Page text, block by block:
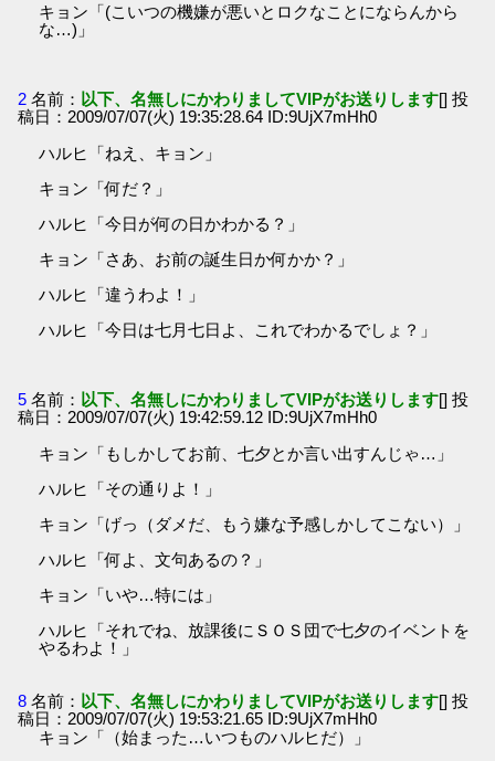
キョン「(こいつの機嫌が悪いとロクなことにならんから
な…)」
2 名前： 以下、名無しにかわりましてVIPがお送りします[] 投
稿日：2009/07/07(火) 19:35:28.64 ID:9UjX7mHh0
ハルヒ「ねえ、キョン」
キョン「何だ？」
ハルヒ「今日が何の日かわかる？」
キョン「さあ、お前の誕生日か何かか？」
ハルヒ「違うわよ！」
ハルヒ「今日は七月七日よ、これでわかるでしょ？」
5 名前： 以下、名無しにかわりましてVIPがお送りします[] 投
稿日：2009/07/07(火) 19:42:59.12 ID:9UjX7mHh0
キョン「もしかしてお前、七夕とか言い出すんじゃ…」
ハルヒ「その通りよ！」
キョン「げっ（ダメだ、もう嫌な予感しかしてこない）」
ハルヒ「何よ、文句あるの？」
キョン「いや…特には」
ハルヒ「それでね、放課後にＳＯＳ団で七夕のイベントを
やるわよ！」
8 名前： 以下、名無しにかわりましてVIPがお送りします[] 投
稿日：2009/07/07(火) 19:53:21.65 ID:9UjX7mHh0
キョン「（始まった…いつものハルヒだ）」